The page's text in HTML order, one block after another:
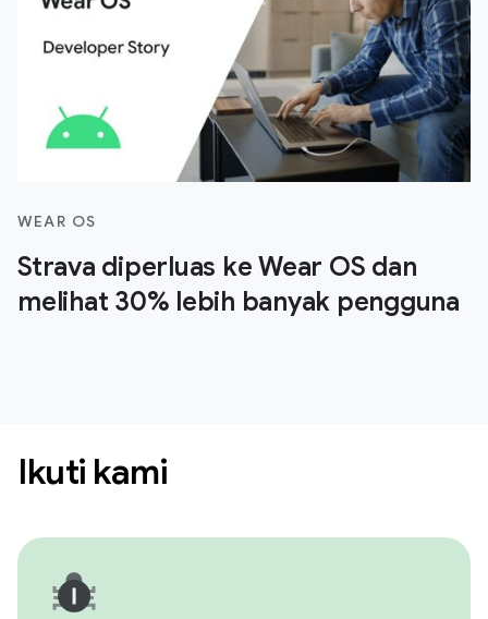
WEAR OS
Strava diperluas ke Wear OS dan
melihat 30% lebih banyak pengguna
Ikuti kami